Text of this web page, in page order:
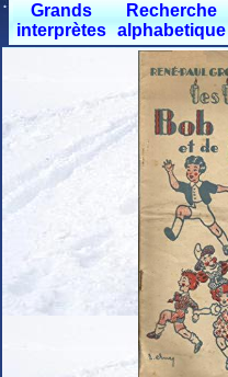
Grands
interprètes
Recherche
alphabetique